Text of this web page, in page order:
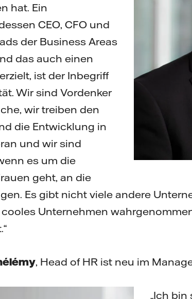
hat. Ein
CEO, CFO und
der Business Areas
das auch einen
ist der Inbegriff
Wir sind Vordenker
wir treiben den
die Entwicklung in
und wir sind
es um die
geht, an die
Es gibt nicht viele andere
Unternehmen
, Head of HR ist neu im
„Ich